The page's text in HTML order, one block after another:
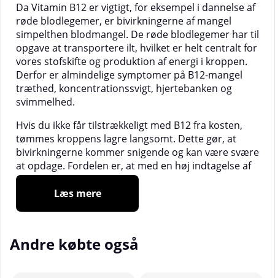
Da Vitamin B12 er vigtigt, for eksempel i dannelse af
røde blodlegemer, er bivirkningerne af mangel
simpelthen blodmangel. De røde blodlegemer har til
opgave at transportere ilt, hvilket er helt centralt for
vores stofskifte og produktion af energi i kroppen.
Derfor er almindelige symptomer på B12-mangel
træthed, koncentrationssvigt, hjertebanken og
svimmelhed.
Hvis du ikke får tilstrækkeligt med B12 fra kosten,
tømmes kroppens lagre langsomt. Dette gør, at
bivirkningerne kommer snigende og kan være svære
at opdage. Fordelen er, at med en høj indtagelse af
B12, genopretter kroppen sig relativt hurtigt, ofte
inden for få uger.
Fairing Green Line Vitamin B12 er vegansk og
Læs mere
Andre købte også